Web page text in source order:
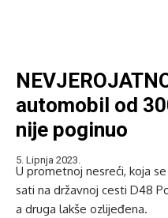
automobil od
nije poginuo
5. Lipnja 2023.
U prometnoj nesreći, koja
sati na državnoj cesti D48
a druga lakše ozlijeđena.